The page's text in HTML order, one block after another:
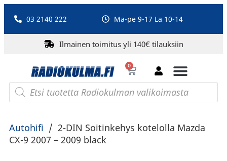
03 2140 222 Ma-pe 9-17 La 10-14
Ilmainen toimitus yli 140€ tilauksiin
0
Autohifi / 2-DIN Soitinkehys kotelolla Mazda
CX-9 2007 – 2009 black